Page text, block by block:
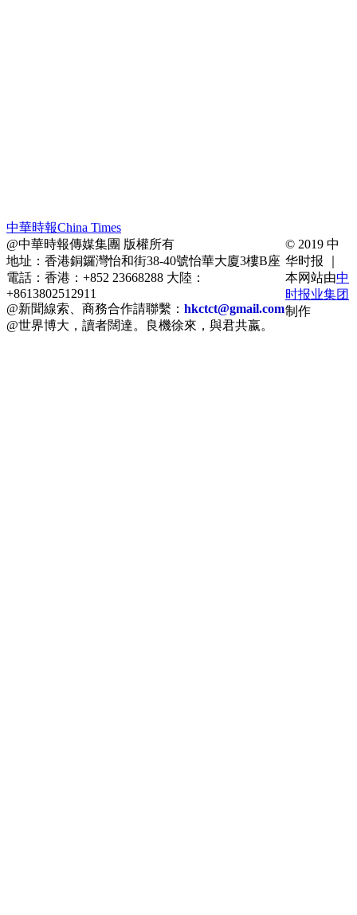
中華時報China Times
@中華時報傳媒集團 版權所有
地址：香港銅鑼灣怡和街38-40號怡華大廈3樓B座
電話：香港：+852 23668288 大陸：
+8613802512911
@新聞線索、商務合作請聯繫： hkctct@gmail.com
@世界博大，讀者闊達。良機徐來，與君共嬴。
© 2019 中
华时报 ｜
本网站由中
时报业集团
制作